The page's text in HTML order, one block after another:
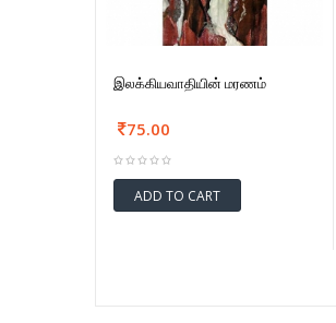
இலக்கியவாதியின் மரணம்
75.00
ADD TO CART